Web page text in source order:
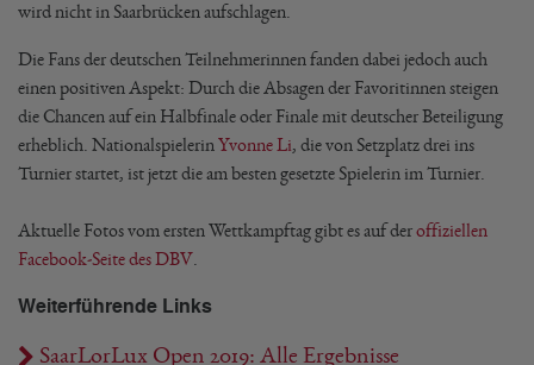
wird nicht in Saarbrücken aufschlagen.
Die Fans der deutschen Teilnehmerinnen fanden dabei jedoch auch
einen positiven Aspekt: Durch die Absagen der Favoritinnen steigen
die Chancen auf ein Halbfinale oder Finale mit deutscher Beteiligung
erheblich. Nationalspielerin Yvonne Li, die von Setzplatz drei ins
Turnier startet, ist jetzt die am besten gesetzte Spielerin im Turnier.
Aktuelle Fotos vom ersten Wettkampftag gibt es auf deroffiziellen
Facebook-Seite des DBV
Weiterführende Links
SaarLorLux Open 2019: Alle Ergebnisse